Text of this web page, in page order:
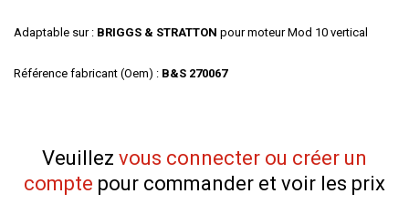
Adaptable sur : BRIGGS & STRATTON pour moteur Mod 10 vertical
Référence fabricant (Oem) : B&S 270067
Veuillez vous connecter ou créer un
compte pour commander et voir les prix